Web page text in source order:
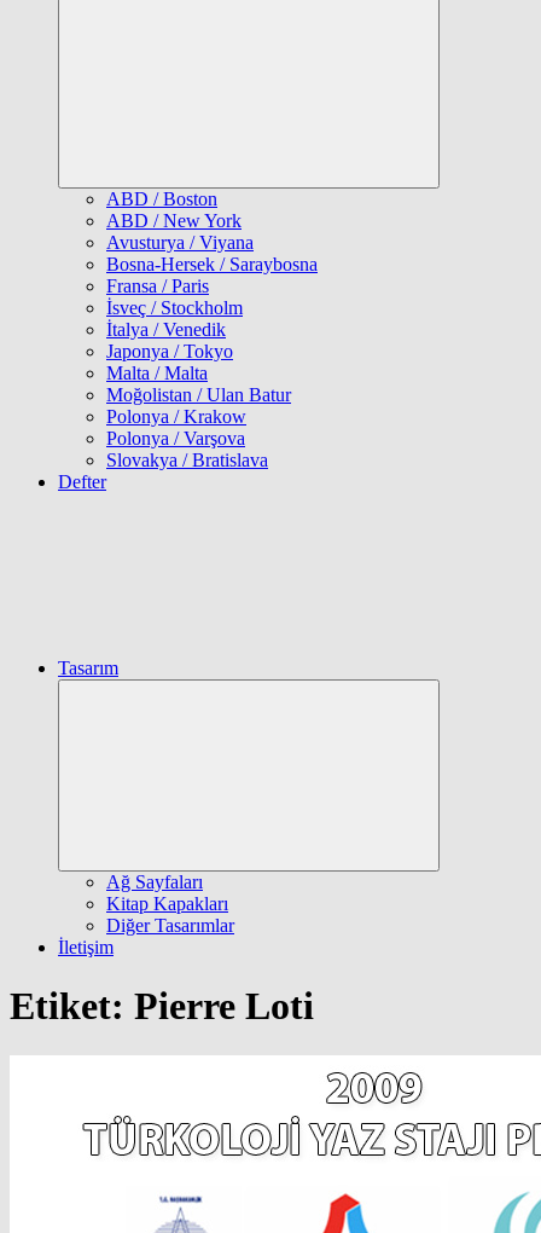
ABD / Boston
ABD / New York
Avusturya / Viyana
Bosna-Hersek / Saraybosna
Fransa / Paris
İsveç / Stockholm
İtalya / Venedik
Japonya / Tokyo
Malta / Malta
Moğolistan / Ulan Batur
Polonya / Krakow
Polonya / Varşova
Slovakya / Bratislava
Defter
Tasarım
Ağ Sayfaları
Kitap Kapakları
Diğer Tasarımlar
İletişim
Etiket: Pierre Loti